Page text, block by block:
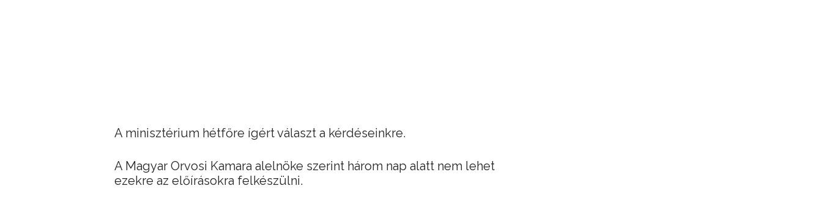
A minisztérium hétfőre ígért választ a kérdéseinkre.
A Magyar Orvosi Kamara alelnöke szerint három nap alatt nem lehet
ezekre az előírásokra felkészülni.